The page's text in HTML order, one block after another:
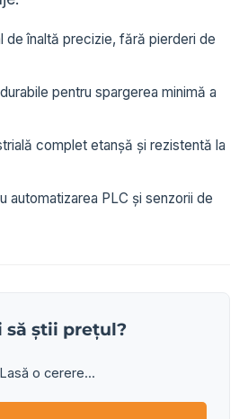
de înaltă precizie, fără pierderi de
pentru spargerea minimă a
complet etanșă și rezistentă la
automatizarea PLC și senzorii de
să știi prețul?
Lasă o cerere...